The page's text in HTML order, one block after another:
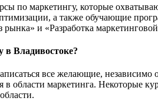
по маркетингу, которые
а также обучающие
и «Разработка маркетинговой
в Владивостоке?
все желающие,
области маркетинга. Некоторые